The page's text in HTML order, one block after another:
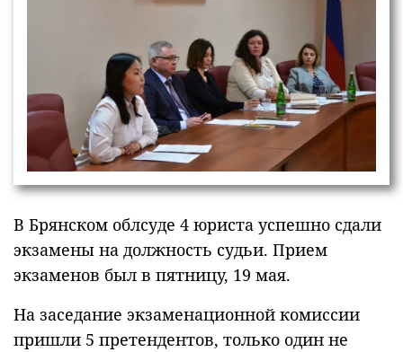
В Брянском облсуде 4 юриста успешно сдали
экзамены на должность судьи. Прием
экзаменов был в пятницу, 19 мая.
На заседание экзаменационной комиссии
пришли 5 претендентов, только один не